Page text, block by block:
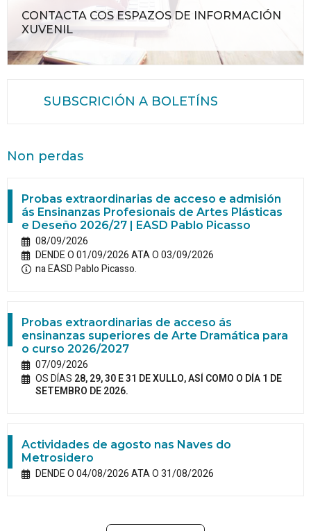
CONTACTA COS ESPAZOS DE INFORMACIÓN
XUVENIL
SUBSCRICIÓN A BOLETÍNS
Non perdas
Probas extraordinarias de acceso e admisión
ás Ensinanzas Profesionais de Artes Plásticas
e Deseño 2026/27 | EASD Pablo Picasso
08/09/2026
DENDE O 01/09/2026 ATA O 03/09/2026
na EASD Pablo Picasso.
Probas extraordinarias de acceso ás
ensinanzas superiores de Arte Dramática para
o curso 2026/2027
07/09/2026
OS DÍAS 28, 29, 30 E 31 DE XULLO, ASÍ COMO O DÍA 1 DE
SETEMBRO DE 2026.
Actividades de agosto nas Naves do
Metrosidero
DENDE O 04/08/2026 ATA O 31/08/2026